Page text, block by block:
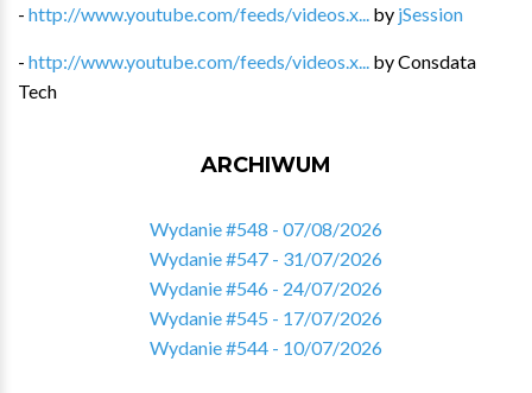
- http://www.youtube.com/feeds/videos.x... by jSession
- http://www.youtube.com/feeds/videos.x... byConsdata
Tech
ARCHIWUM
Wydanie #548 - 07/08/2026
Wydanie #547 - 31/07/2026
Wydanie #546 - 24/07/2026
Wydanie #545 - 17/07/2026
Wydanie #544 - 10/07/2026